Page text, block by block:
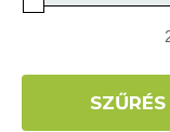
SZŰRÉS